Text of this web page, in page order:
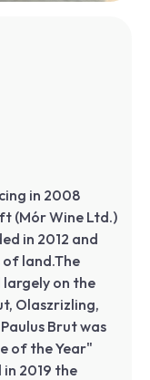
in 2008
(Mór Wine Ltd.)
in 2012 and
of land.The
on the
Olaszrizling,
Brut was
of the Year"
in 2019 the